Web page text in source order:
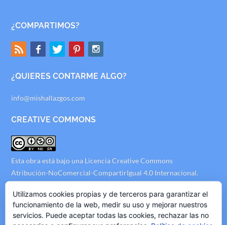
¿COMPARTIMOS?
¿QUIERES CONTARME ALGO?
info@mishallazgos.com
CREATIVE COMMONS
Esta obra está bajo una Licencia Creative Commons
Atribución-NoComercial-CompartirIgual 4.0 Internacional.
AVISO LEGAL
Politica de Privacidad
Utilizamos cookies propias y de terceros para garantizar el
funcionamiento de la web, medir su uso y mejorar nuestros
servicios. Puede aceptar todas las cookies, rechazar las no